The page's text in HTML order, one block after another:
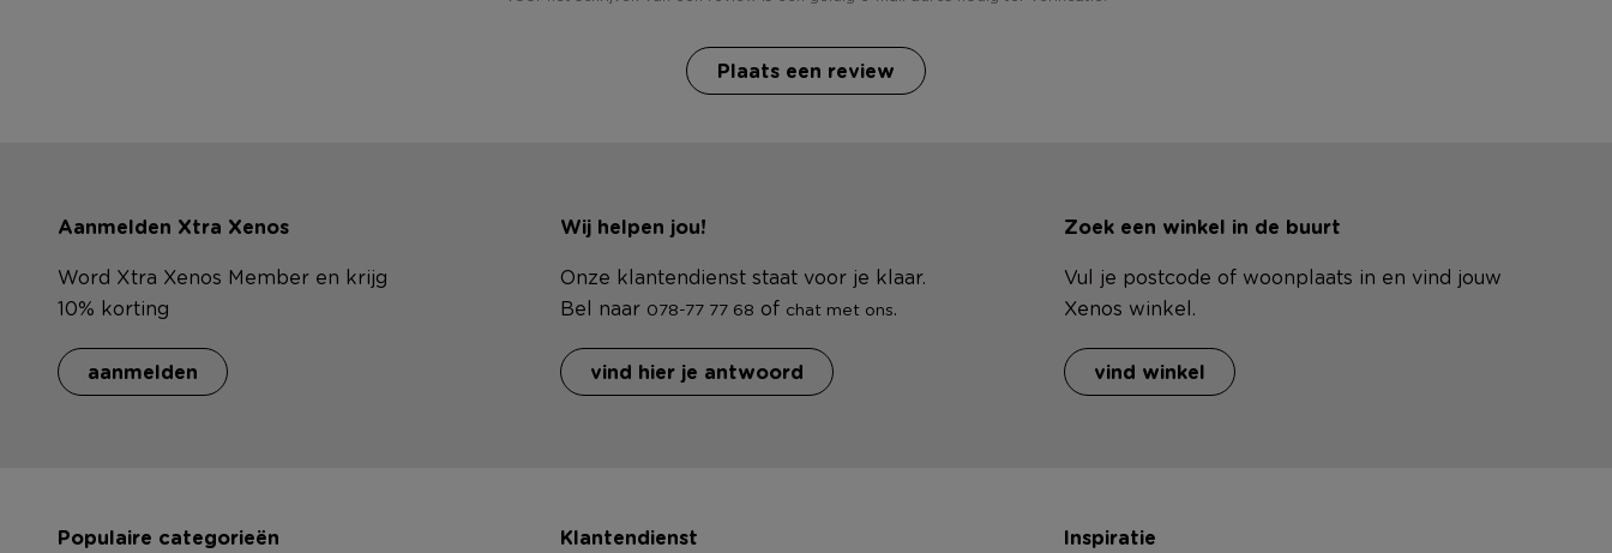
Plaats een review
Aanmelden Xtra Xenos
Word Xtra Xenos Member en krijg
10% korting
aanmelden
Wij helpen jou!
Onze klantendienst staat voor je klaar.
Bel naar 078-77 77 68 of chat met ons.
vind hier je antwoord
Zoek een winkel in de buurt
Vul je postcode of woonplaats in en vind jouw
Xenos winkel.
vind winkel
Populaire categorieën Klantendienst Inspiratie